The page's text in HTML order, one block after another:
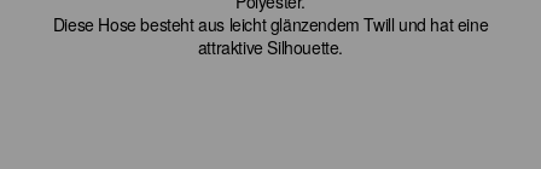
Diese Hose besteht aus leicht glänzendem Twill und hat eine
attraktive Silhouette.